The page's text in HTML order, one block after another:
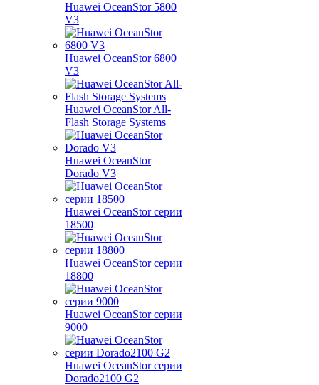
Huawei OceanStor 5800
V3
Huawei OceanStor 6800
V3
Huawei OceanStor All-
Flash Storage Systems
Huawei OceanStor
Dorado V3
Huawei OceanStor серии
18500
Huawei OceanStor серии
18800
Huawei OceanStor серии
9000
Huawei OceanStor серии
Dorado2100 G2